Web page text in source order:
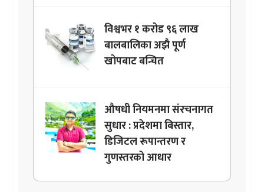
विश्वभर १ करोड ९६ लाख
बालबालिका अझै पूर्ण
खोपबाट बन्चित
औषधी नियमनमा संरचनागत
सुधार : प्रदेशमा बिस्तार,
डिजिटल रूपान्तरण र
गुणस्तरको आधार